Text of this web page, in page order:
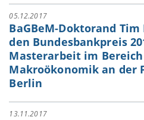
05.12.2017
BaGBeM-Doktorand
den Bundesbankpreis
Masterarbeit im
Makroökonomik an der
Berlin
13.11.2017